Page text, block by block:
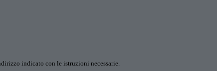
indicato con le istruzioni necessarie.